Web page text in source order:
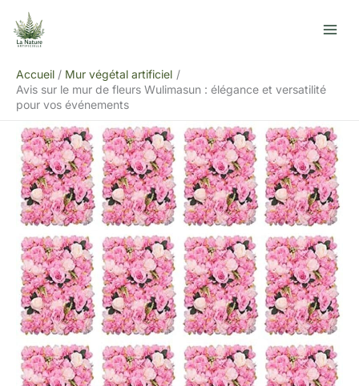
contenu
Accueil
Mur végétal artificiel
Avis sur le mur de fleurs Wulimasun : élégance et versatilité
pour vos événements
e
h
e
c
h
e